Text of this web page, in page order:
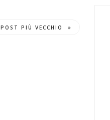
POST PIÙ VECCHIO